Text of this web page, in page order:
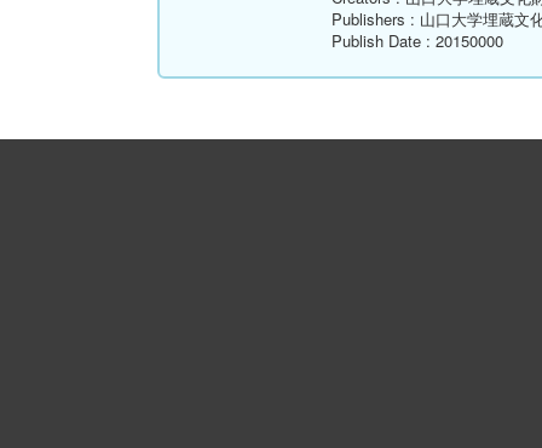
Publishers : 山口大学埋蔵文
Publish Date : 20150000